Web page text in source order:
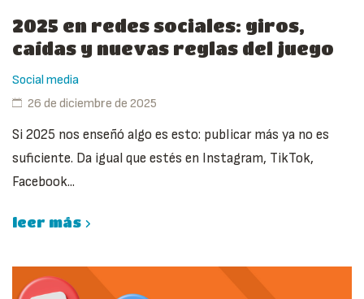
2025 en redes sociales: giros,
caídas y nuevas reglas del juego
Social media
26 de diciembre de 2025
Si 2025 nos enseñó algo es esto: publicar más ya no es
suficiente. Da igual que estés en Instagram, TikTok,
Facebook...
leer más